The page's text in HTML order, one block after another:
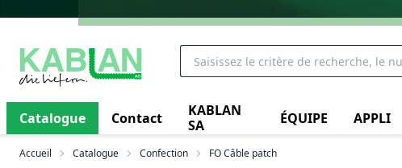
Catalogue Contact
KABLAN
SA
ÉQUIPE APPLI
Accueil Catalogue Confection FO Câble patch